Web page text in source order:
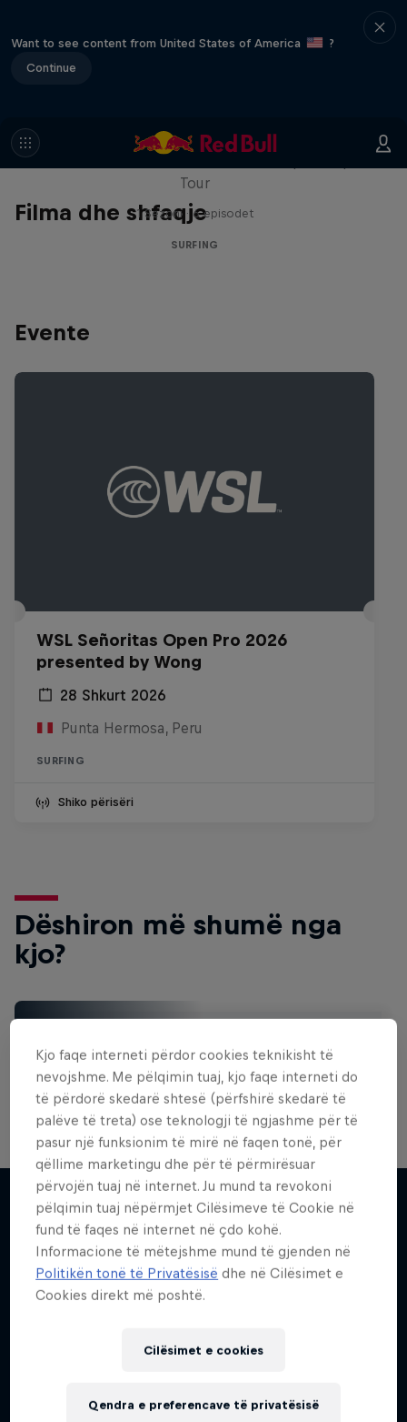
Want to see content from United States of America
?
Continue
Filma dhe shfaqje
WSL Replay
Tour
1 Sezoni · 6 episodet
SURFING
Evente
WSL Señoritas Open Pro 2026
presented by Wong
28 Shkurt 2026
Punta Hermosa, Peru
SURFING
Shiko përisëri
Dëshiron më shumë nga
kjo?
Welcome to the Surf Hub, where you will find a rip-
roaring collection of surf films, shows and …
Më shumë si kjo
Inside Pro Surfing
Come backstage on the 2025 WSL
Championship Tour
2 Sezone · 18 episodet
SURFING
WSL Replay
The latest action from the WSL Championship
Tour
1 Sezoni · 6 episodet
Kjo faqe interneti përdor cookies teknikisht të
nevojshme. Me pëlqimin tuaj, kjo faqe interneti do
të përdorë skedarë shtesë (përfshirë skedarë të
palëve të treta) ose teknologji të ngjashme për të
pasur një funksionim të mirë në faqen tonë, për
qëllime marketingu dhe për të përmirësuar
përvojën tuaj në internet. Ju mund ta revokoni
pëlqimin tuaj nëpërmjet Cilësimeve të Cookie në
fund të faqes në internet në çdo kohë.
Informacione të mëtejshme mund të gjenden në
Politikën tonë të Privatësisë dhe në Cilësimet e
Cookies direkt më poshtë.
Cilësimet e cookies
Qendra e preferencave të privatësisë